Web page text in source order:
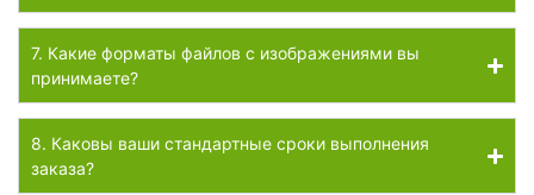
7. Какие форматы файлов с изображениями вы
принимаете?
8. Каковы ваши стандартные сроки выполнения
заказа?